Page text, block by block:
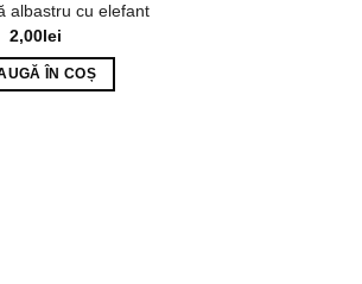
albastru cu elefant
2,00lei
ÎN COȘ